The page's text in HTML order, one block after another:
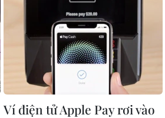
Ví điện tử Apple Pay rơi vào